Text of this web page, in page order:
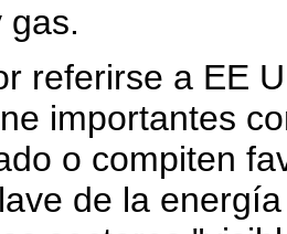
gas.
referirse a EE
importantes
o compiten
de la